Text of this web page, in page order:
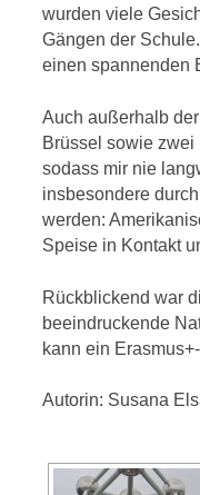
wurden viele
Gängen der
einen spannenden
Auch außerhalb
Brüssel sowie
sodass mir nie
insbesondere
werden:
Speise in Kontakt
Rückblickend war
beeindruckende
kann ein
Autorin: Susana